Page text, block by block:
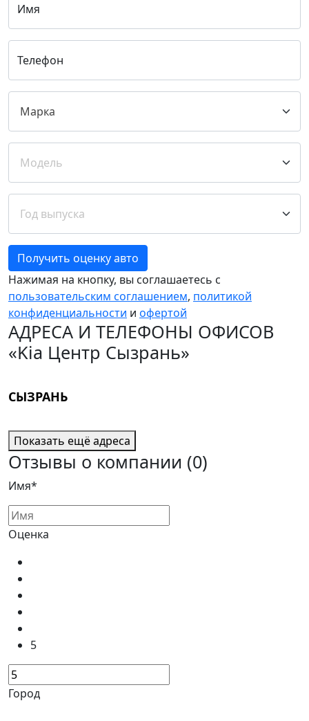
Имя
Телефон
Получить оценку авто
Нажимая на кнопку, вы соглашаетесь с
пользовательским соглашением, политикой
конфиденциальности и офертой
АДРЕСА И ТЕЛЕФОНЫ ОФИСОВ
«Kia Центр Сызрань»
СЫЗРАНЬ
Показать ещё адреса
Отзывы о компании (0)
Имя*
Оценка
5
Город